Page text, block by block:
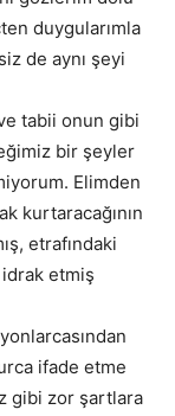
duygularımla
de aynı şeyi
tabii onun gibi
bir şeyler
Elimden
kurtaracağının
etrafındaki
idrak etmiş
ifade etme
gibi zor şartlara